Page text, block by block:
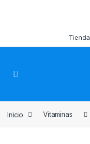
Tienda
Inicio Vitaminasㅤ